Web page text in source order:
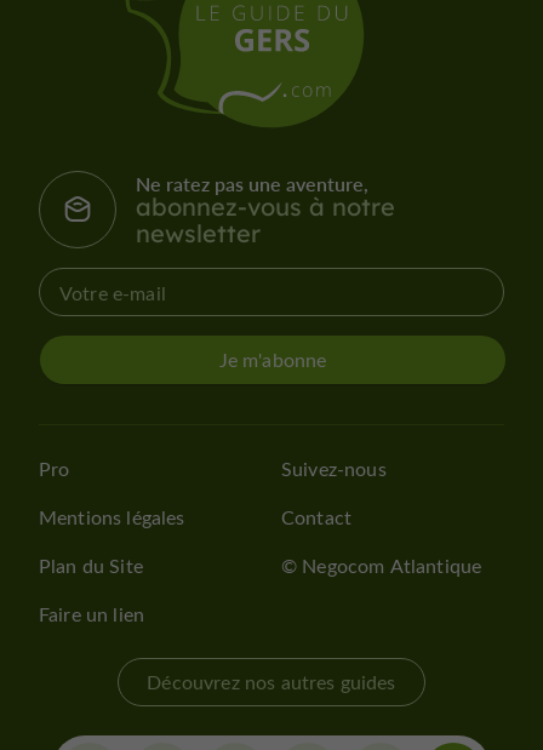
Ne ratez pas une aventure,
abonnez-vous à notre
newsletter
Je m'abonne
Pro
Mentions légales
Plan du Site
Faire un lien
Suivez-nous
Contact
© Negocom Atlantique
Découvrez nos autres guides